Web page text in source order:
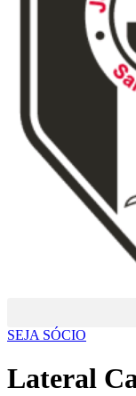
SEJA SÓCIO
Lateral